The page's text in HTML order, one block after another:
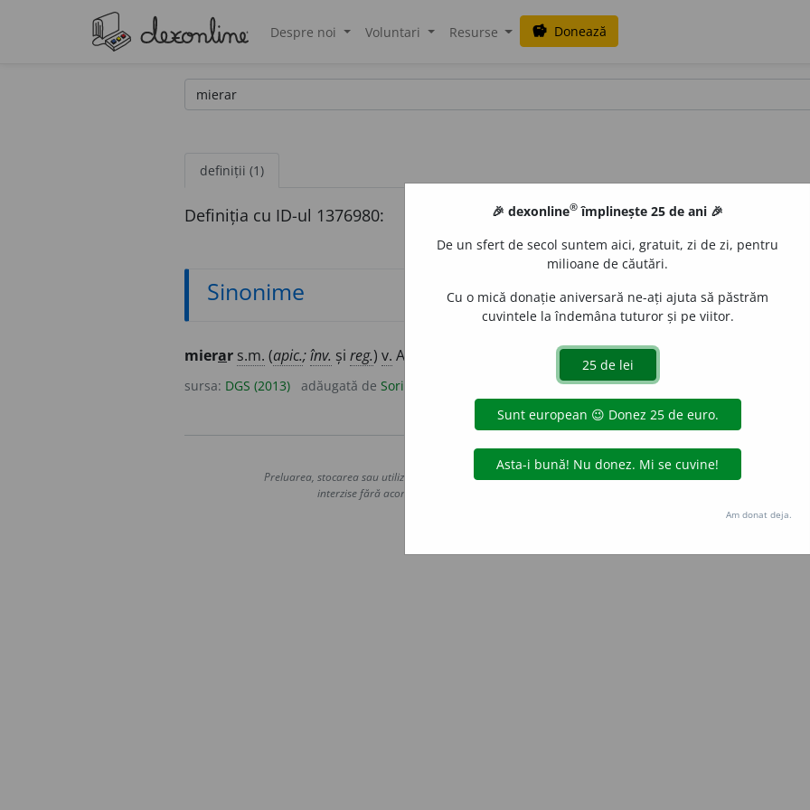
Despre noi Voluntari Resurse savings Donează
definiții (1)
Definiția cu ID-ul 1376980:
Sinonime
mierar s.m. (apic.;înv. și reg.) v. Albinar. Apicultor. Prisăcar. Stupar.
sursa: DGS (2013) adăugată de Sorin Herciu
Copyright © 2004-2026 dexonline (https://dexonline.ro)
Preluarea, stocarea sau utilizarea datelor de pe acest site, inclusiv prin orice metode de extragere automată
interzise fără acordul nostru prealabil scris, cu excepția seturilor de date oferite oficial spre utilizare
Hosterion
🎉 dexonline® împlinește 25 de ani 🎉
De un sfert de secol suntem aici, gratuit, zi de zi, pentru
milioane de căutări.
Cu o mică donație aniversară ne-ați ajuta să păstrăm
cuvintele la îndemâna tuturor și pe viitor.
Am donat deja.